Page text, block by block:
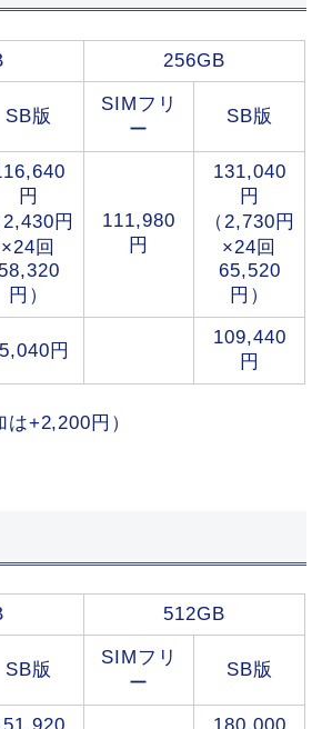
256GB
SB版
SIMフリ
ー
SB版
円
2,430円
×24回
58,320
円）
111,980
円
131,040
円
（2,730円
×24回
65,520
円）
円
109,440
円
+2,200円）
512GB
SB版
SIMフリ
ー
SB版